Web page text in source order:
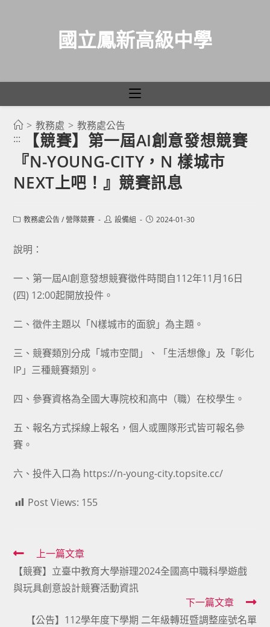
國立鳳新高級中學
> 教務處 > 教務處公告
:::
【競賽】第一屆AI創意發想競賽
『N-YOUNG-CITY，N 樣城市
NEXT上吧！』競賽訊息
Post教務處公告 / 營隊競賽
Post設備組
Post2024-01-30
說明：
一、第一屆AI創意發想競賽徵件時間自112年11月16日
(四) 12:00起開放投件。
二、徵件主題以「N樣城市的面貌」為主題。
三、競賽類別分成「城市空間」、「生活想像」及「彰化
IP」三種競賽類別。
四、參賽資格為全國大專院校和高中（職）在校學生。
五、報名方式採線上報名，個人或團隊形式皆可報名參
賽。
六、投件入口為 https://n-young-city.topsite.cc/
Post Views: 155
Read
more
articles
上一篇文章
【競賽】立臺中教育大學辦理2024全國高中職科學遊戲
與玩具創意設計競賽活動資訊
下一篇文章
【公告】112學年度下學期 二年級轉班暨調整座號名單